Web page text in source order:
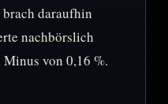
daraufhin
nachbörslich
von 0,16 %.